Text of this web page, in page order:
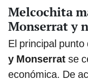
Melcochita
Monserrat y
El principal
y Monserrat se
económica. De